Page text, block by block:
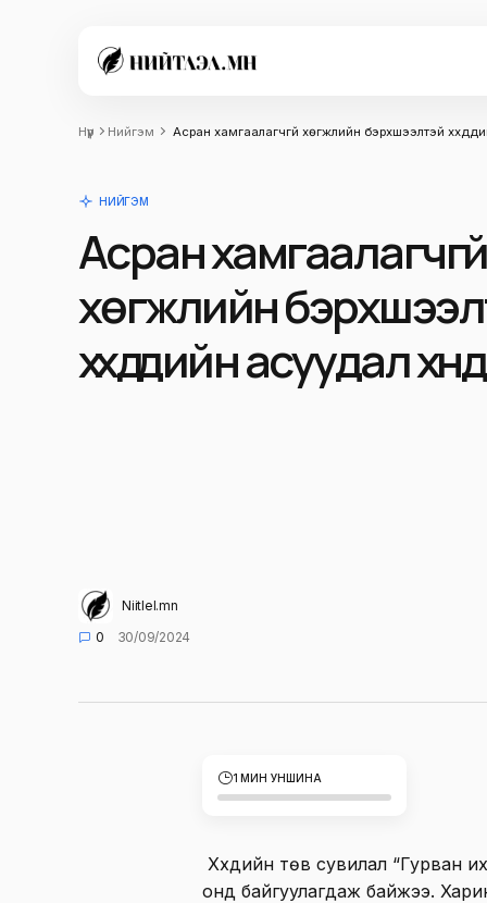
Нүүр Нийгэм Асран хамгаалагчгүй хөгжлийн бэрхшээлтэй
НИЙГЭМ
Асран хамгаалагчгүй
хөгжлийн
хүүхдүүдийн асуудал
Niitlel.mn
0
30/09/2024
1 МИН УНШИНА
Хүүхдийн төв сувилал “Гурван
онд байгуулагдаж байжээ.